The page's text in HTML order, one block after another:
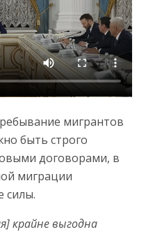
мигрантов
быть строго
договорами, в
миграции
силы.
крайне выгодна